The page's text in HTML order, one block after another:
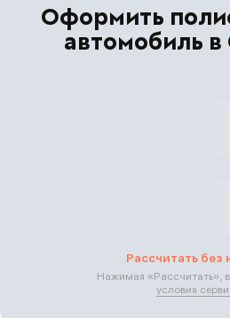
Оформить
автомобиль в
Рассчитать без
Нажимая «Рассчитать»,
условия